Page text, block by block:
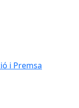
i Premsa